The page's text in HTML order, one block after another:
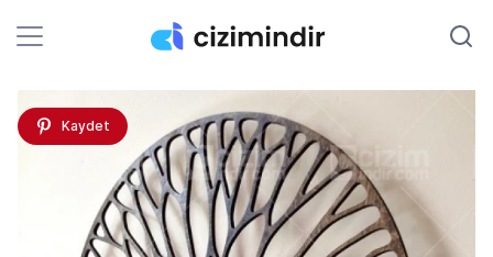
Kaydet